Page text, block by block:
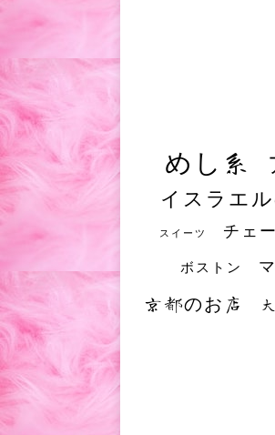
めし系
イスラエ
スイーツ チェ
ボストン
京都のお店